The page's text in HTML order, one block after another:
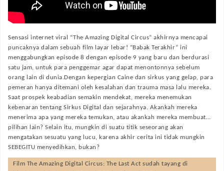
Sensasi internet viral “The Amazing Digital Circus” akhirnya mencapai
puncaknya dalam sebuah film layar lebar! “Babak Terakhir” ini
menggabungkan episode 8 dengan episode 9 yang baru dan berdurasi
satu jam, untuk para penggemar agar dapat menontonnya sebelum
orang lain di dunia.Dengan kepergian Caine dan sirkus yang gelap, para
pemeran hanya ditemani oleh kesalahan dan trauma masa lalu mereka.
Saat prospek keabadian semakin mendekat, mereka menemukan
kebenaran tentang Sirkus Digital dan sejarahnya. Akankah mereka
menerima apa yang mereka temukan, atau akankah mereka membuat…
pilihan lain? Selain itu, mungkin di suatu titik seseorang akan
mengatakan sesuatu yang lucu, karena akhir cerita ini tidak mungkin
SEBEGITU menyedihkan, bukan?
Film The Amazing Digital Circus: The Last Act sudah tayang di